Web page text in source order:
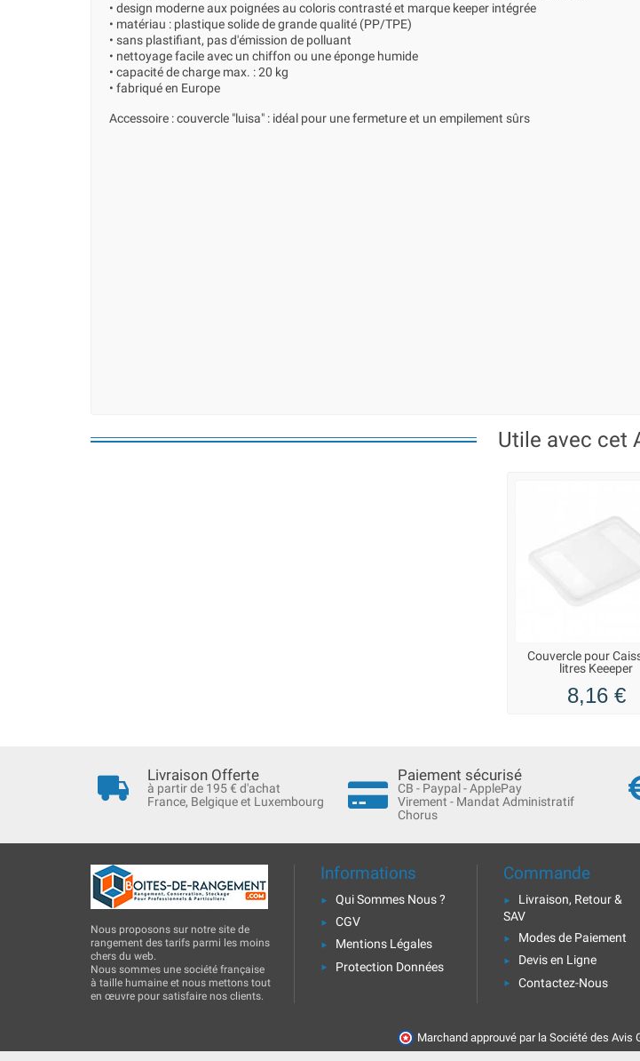
• design moderne aux poignées au coloris contrasté et marque keeper intégrée
• matériau : plastique solide de grande qualité (PP/TPE)
• sans plastifiant, pas d'émission de polluant
• nettoyage facile avec un chiffon ou une éponge humide
• capacité de charge max. : 20 kg
• fabriqué en Europe
Accessoire : couvercle "luisa" : idéal pour une fermeture et un empilement sûrs
Utile avec cet
Couvercle pour
litres Keeeper
8,16 €
Livraison Offerte
à partir de 195 € d'achat
France, Belgique et Luxembourg
Paiement sécurisé
CB - Paypal - ApplePay
Virement - Mandat Administratif
Chorus
Nous proposons sur notre site de
rangement des tarifs parmi les moins
chers du web.
Nous sommes une société française
à taille humaine et nous mettons tout
en œuvre pour satisfaire nos clients.
Informations
Qui Sommes Nous ?
CGV
Mentions Légales
Protection Données
Commande
Livraison, Retour &
SAV
Modes de Paiement
Devis en Ligne
Contactez-Nous
Marchand approuvé par la Société des Avis